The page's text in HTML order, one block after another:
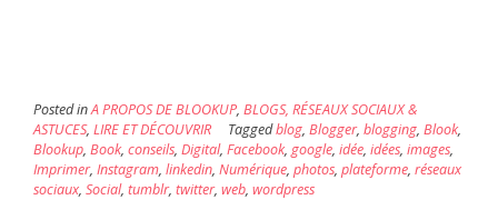
Posted inA PROPOS DE BLOOKUP, BLOGS, RÉSEAUX SOCIAUX &
ASTUCES, LIRE ET DÉCOUVRIR Taggedblog, Blogger, blogging, Blook,
Blookup, Book, conseils, Digital, Facebook, google, idée, idées, images,
Imprimer, Instagram, linkedin, Numérique, photos, plateforme, réseaux
sociaux, Social, tumblr, twitter, web, wordpress